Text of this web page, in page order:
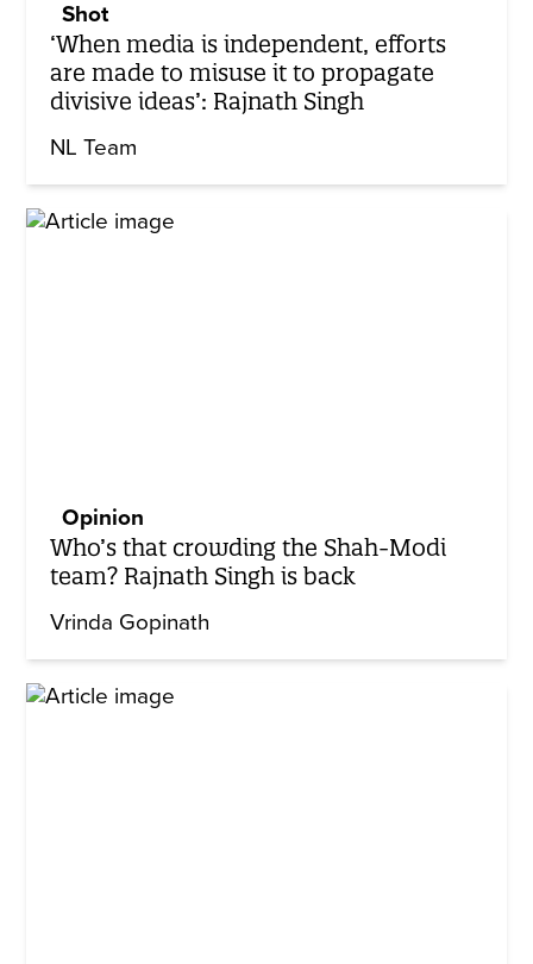
Shot
‘When media is independent, efforts
are made to misuse it to propagate
divisive ideas’: Rajnath Singh
NL Team
Opinion
Who’s that crowding the Shah-Modi
team? Rajnath Singh is back
Vrinda Gopinath